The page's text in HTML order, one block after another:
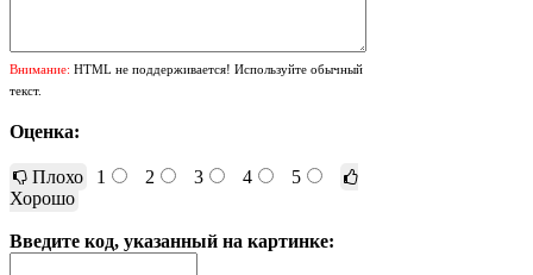
Внимание: HTML не поддерживается! Используйте обычный
текст.
Оценка:
Плохо 1 2 3 4
5
Хорошо
Введите код, указанный на картинке: